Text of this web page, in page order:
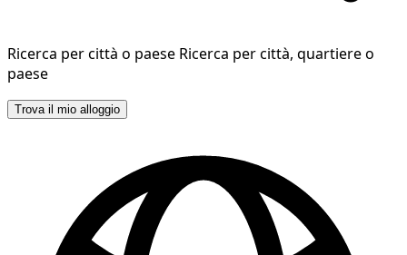
Ricerca per città o paese Ricerca per città, quartiere o
paese
Trova il mio alloggio